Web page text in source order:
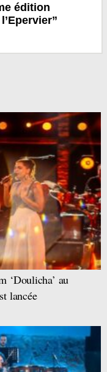
édition
‘Doulicha’ au
lancée